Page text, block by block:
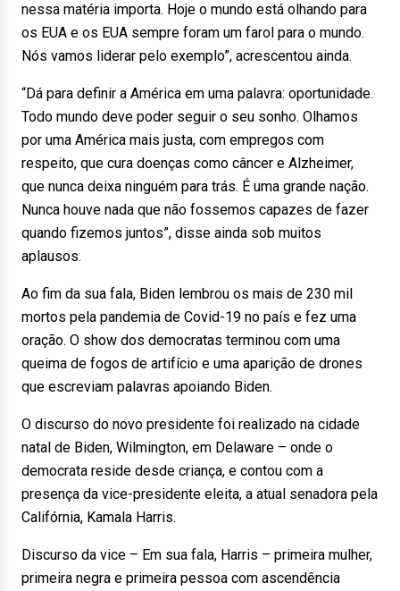
nessa matéria importa. Hoje o mundo está olhando para
os EUA e os EUA sempre foram um farol para o mundo.
Nós vamos liderar pelo exemplo”, acrescentou ainda.
“Dá para definir a América em uma palavra: oportunidade.
Todo mundo deve poder seguir o seu sonho. Olhamos
por uma América mais justa, com empregos com
respeito, que cura doenças como câncer e Alzheimer,
que nunca deixa ninguém para trás. É uma grande nação.
Nunca houve nada que não fossemos capazes de fazer
quando fizemos juntos”, disse ainda sob muitos
aplausos.
Ao fim da sua fala, Biden lembrou os mais de 230 mil
mortos pela pandemia de Covid-19 no país e fez uma
oração. O show dos democratas terminou com uma
queima de fogos de artifício e uma aparição de drones
que escreviam palavras apoiando Biden.
O discurso do novo presidente foi realizado na cidade
natal de Biden, Wilmington, em Delaware – onde o
democrata reside desde criança, e contou com a
presença da vice-presidente eleita, a atual senadora pela
Califórnia, Kamala Harris.
Discurso da vice – Em sua fala, Harris – primeira mulher,
primeira negra e primeira pessoa com ascendência